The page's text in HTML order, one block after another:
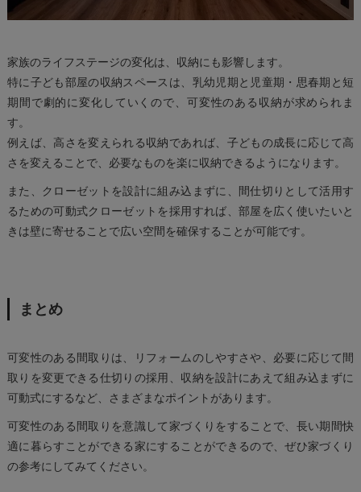
家族のライフステージの変化は、収納にも影響します。
特に子ども部屋の収納スペースは、乳幼児期と児童期・思春期と短
期間で劇的に変化していくので、可変性のある収納が求められま
す。
例えば、高さを変えられる収納であれば、子どもの成長に応じて高
さを変えることで、必要なものを楽に収納できるようになります。
また、クローゼットを設計に組み込まずに、間仕切りとして活用す
るための可動式クローゼットを採用すれば、部屋を広く使いたいと
きは壁に寄せることで広い空間を確保することが可能です。
まとめ
可変性のある間取りは、リフォームのしやすさや、必要に応じて間
取りを変更できる仕切りの採用、収納を設計にあえて組み込まずに
可動式にするなど、さまざまなポイントがあります。
可変性のある間取りを意識して家づくりをすることで、長い期間快
適に暮らすことができる家にすることができるので、ぜひ家づくり
の参考にしてみてください。